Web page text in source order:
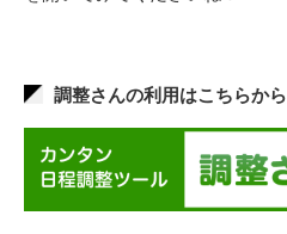
調整さんの利用はこちらから